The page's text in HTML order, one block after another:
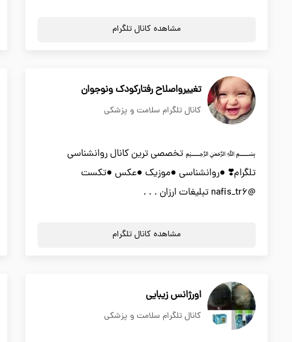
مشاهده کانال تلگرام
تغییرواصلاح رفتارکودک ونوجوان
کانال تلگرام سلامت و پزشکی
﷽ تخصصی ترین کانال روانشناسی
تلگرام❣️ ●روانشناسی ●موزیک ●عکس ●تکست
@nafis_tr6 تبلیغات ارزان . . .
مشاهده کانال تلگرام
اورژانس زیبایی
کانال تلگرام سلامت و پزشکی